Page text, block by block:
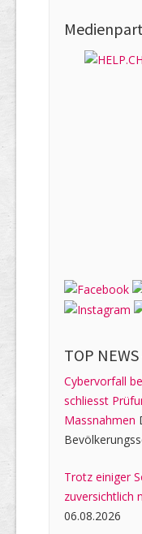
TOP NEWS
Cybervorfall
schliesst
Massnahmen
Trotz einiger
zuversichtlich
06.08.2026